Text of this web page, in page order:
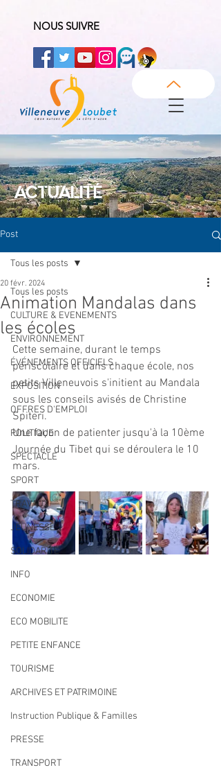
NOUS SUIVRE
ACTUALITÉ
Post
Tous les posts
CULTURE & EVENEMENTS
ENVIRONNEMENT
ÉVÉNEMENTS OFFICIELS
EXPOSITION
OFFRES D'EMPLOI
POLITIQUE
SPECTACLE
SPORT
TRAVAUX
JEUNESSE
SOLIDARITÉ
INFO
ECONOMIE
ECO MOBILITE
PETITE ENFANCE
TOURISME
ARCHIVES ET PATRIMOINE
Instruction Publique & Familles
PRESSE
TRANSPORT
Tous les posts
Animation Mandalas dans
les écoles
20 févr. 2024
Cette semaine, durant le temps
périscolaire et dans chaque école, nos
petits Villeneuvois s'initient au Mandala
sous les conseils avisés de Christine
Spiteri.
Une façon de patienter jusqu'à la 10ème
Journée du Tibet qui se déroulera le 10
mars.